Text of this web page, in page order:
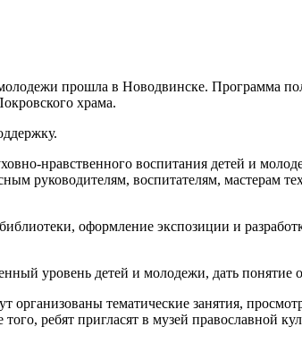
прошла в Новодвинске. Программа
храма.
нравственного воспитания детей и
руководителям, воспитателям, мастерам
оформление экспозиции и
уровень детей и молодежи, дать понятие
организованы тематические занятия,
ребят пригласят в музей православной